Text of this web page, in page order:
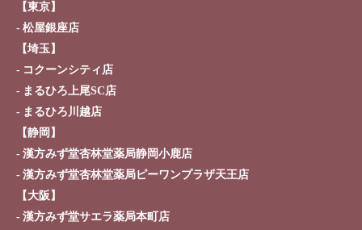
【東京】
松屋銀座店
【埼玉】
コクーンシティ店
まるひろ上尾SC店
まるひろ川越店
【静岡】
漢方みず堂杏林堂薬局静岡小鹿店
漢方みず堂杏林堂薬局ピーワンプラザ天王店
【大阪】
漢方みず堂サエラ薬局本町店